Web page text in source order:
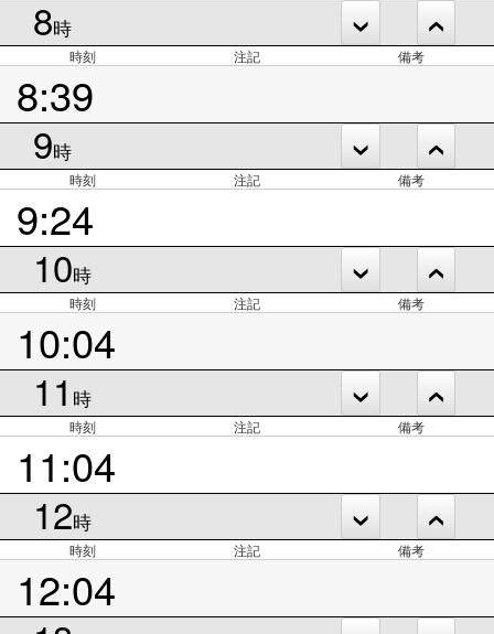
8時
時刻 注記 備考
8:39
9時
時刻 注記 備考
9:24
10時
時刻 注記 備考
10:04
11 時
時刻 注記 備考
11:04
12時
時刻 注記 備考
12:04